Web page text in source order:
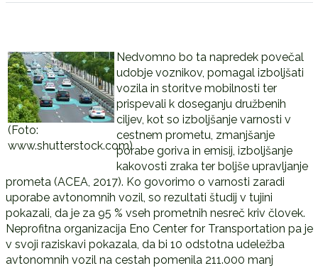
(Foto:
www.shutterstock.com)
Nedvomno bo ta napredek povečal
udobje voznikov, pomagal izboljšati
vozila in storitve mobilnosti ter
prispevali k doseganju družbenih
ciljev, kot so izboljšanje varnosti v
cestnem prometu, zmanjšanje
porabe goriva in emisij, izboljšanje
kakovosti zraka ter boljše upravljanje
prometa (ACEA, 2017). Ko govorimo o varnosti zaradi
uporabe avtonomnih vozil, so rezultati študij v tujini
pokazali, da je za 95 % vseh prometnih nesreč kriv človek.
Neprofitna organizacija Eno Center for Transportation pa je
v svoji raziskavi pokazala, da bi 10 odstotna udeležba
avtonomnih vozil na cestah pomenila 211.000 manj